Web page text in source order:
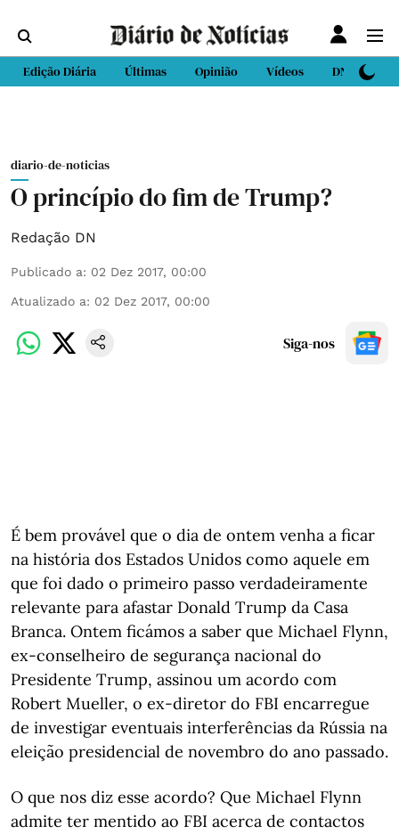
Edição Diária Últimas Opinião Vídeos DN Sport
diario-de-noticias
O princípio do fim de Trump?
Redação DN
Publicado a: 02 Dez 2017, 00:00
Atualizado a: 02 Dez 2017, 00:00
Siga-nos
É bem provável que o dia de ontem venha a ficar
na história dos Estados Unidos como aquele em
que foi dado o primeiro passo verdadeiramente
relevante para afastar Donald Trump da Casa
Branca. Ontem ficámos a saber que Michael Flynn,
ex-conselheiro de segurança nacional do
Presidente Trump, assinou um acordo com
Robert Mueller, o ex-diretor do FBI encarregue
de investigar eventuais interferências da Rússia na
eleição presidencial de novembro do ano passado.
O que nos diz esse acordo? Que Michael Flynn
admite ter mentido ao FBI acerca de contactos